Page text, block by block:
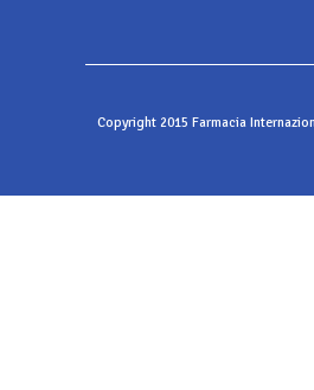
Copyright 2015 Farmacia